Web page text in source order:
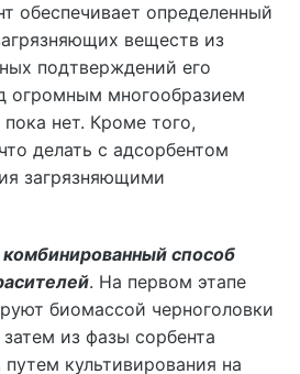
обеспечивает определенный
веществ из
подтверждений его
огромным многообразием
нет. Кроме того,
делать с адсорбентом
загрязняющими
комбинированный способ
. На первом этапе
биомассой черноголовки
из фазы сорбента
путем культивирования на